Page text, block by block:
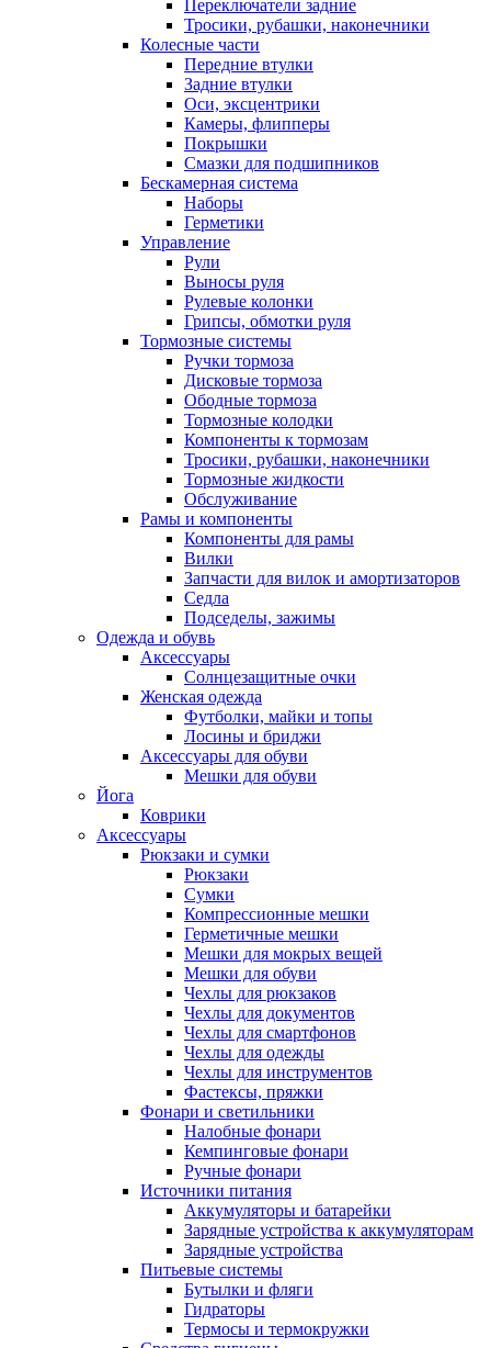
Переключатели задние
Тросики, рубашки, наконечники
Колесные части
Передние втулки
Задние втулки
Оси, эксцентрики
Камеры, флипперы
Покрышки
Смазки для подшипников
Бескамерная система
Наборы
Герметики
Управление
Рули
Выносы руля
Рулевые колонки
Грипсы, обмотки руля
Тормозные системы
Ручки тормоза
Дисковые тормоза
Ободные тормоза
Тормозные колодки
Компоненты к тормозам
Тросики, рубашки, наконечники
Тормозные жидкости
Обслуживание
Рамы и компоненты
Компоненты для рамы
Вилки
Запчасти для вилок и амортизаторов
Седла
Подседелы, зажимы
Одежда и обувь
Аксессуары
Солнцезащитные очки
Женская одежда
Футболки, майки и топы
Лосины и бриджи
Аксессуары для обуви
Мешки для обуви
Йога
Коврики
Аксессуары
Рюкзаки и сумки
Рюкзаки
Сумки
Компрессионные мешки
Герметичные мешки
Мешки для мокрых вещей
Мешки для обуви
Чехлы для рюкзаков
Чехлы для документов
Чехлы для смартфонов
Чехлы для одежды
Чехлы для инструментов
Фастексы, пряжки
Фонари и светильники
Налобные фонари
Кемпинговые фонари
Ручные фонари
Источники питания
Аккумуляторы и батарейки
Зарядные устройства к аккумуляторам
Зарядные устройства
Питьевые системы
Бутылки и фляги
Гидраторы
Термосы и термокружки